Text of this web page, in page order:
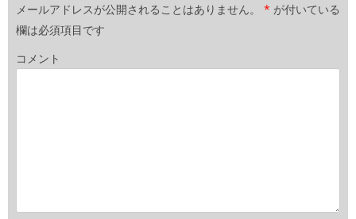
メールアドレスが公開されることはありません。 * が付いている
欄は必須項目です
コメント